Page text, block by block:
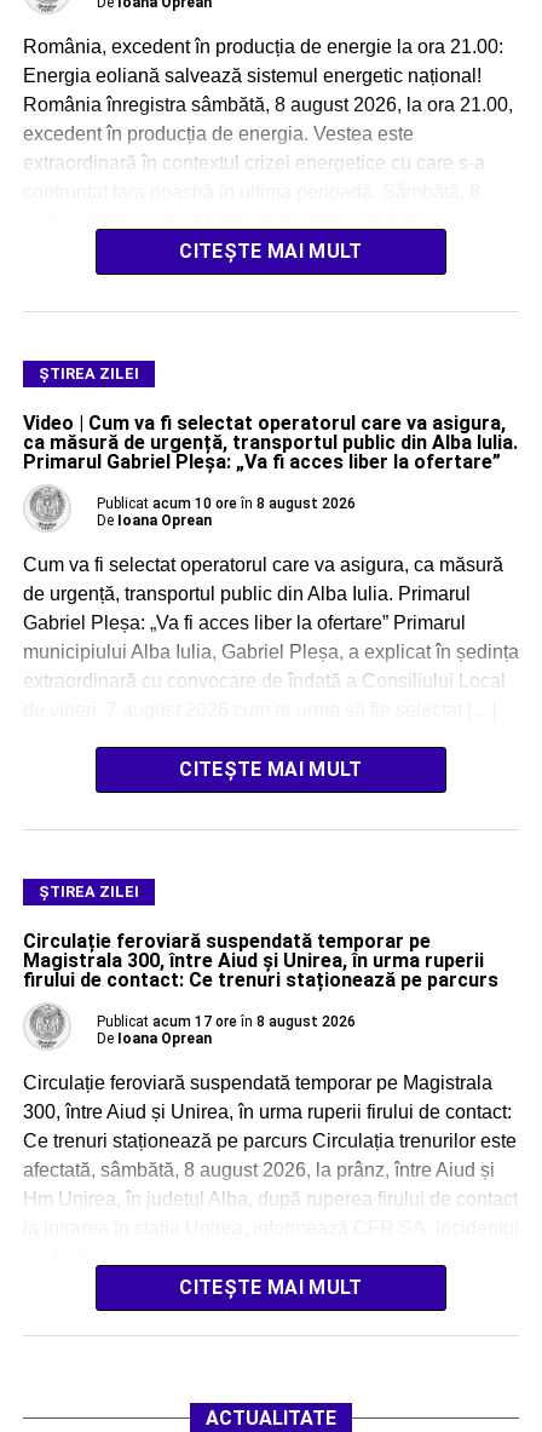
România, excedent în producția de energie la ora 21.00:
Energia eoliană salvează sistemul energetic național!
România înregistra sâmbătă, 8 august 2026, la ora 21.00,
excedent în producția de energia. Vestea este
extraordinară în contextul crizei energetice cu care s-a
CITEȘTE MAI MULT
ŞTIREA ZILEI
Video | Cum va fi selectat operatorul care va asigura,
ca măsură de urgență, transportul public din Alba Iulia.
Primarul Gabriel Pleșa: „Va fi acces liber la ofertare”
Publicat acum 10 ore în 8 august 2026
De Ioana Oprean
Cum va fi selectat operatorul care va asigura, ca măsură
de urgență, transportul public din Alba Iulia. Primarul
Gabriel Pleșa: „Va fi acces liber la ofertare” Primarul
municipiului Alba Iulia, Gabriel Pleșa, a explicat în ședința
extraordinară cu convocare de îndată a Consiliului Local
CITEȘTE MAI MULT
ŞTIREA ZILEI
Circulație feroviară suspendată temporar pe
Magistrala 300, între Aiud și Unirea, în urma ruperii
firului de contact: Ce trenuri staționează pe parcurs
Publicat acum 17 ore în 8 august 2026
De Ioana Oprean
Circulație feroviară suspendată temporar pe Magistrala
300, între Aiud și Unirea, în urma ruperii firului de contact:
Ce trenuri staționează pe parcurs Circulația trenurilor este
afectată, sâmbătă, 8 august 2026, la prânz, între Aiud și
Hm Unirea, în județul Alba, după ruperea firului de contact
CITEȘTE MAI MULT
ACTUALITATE